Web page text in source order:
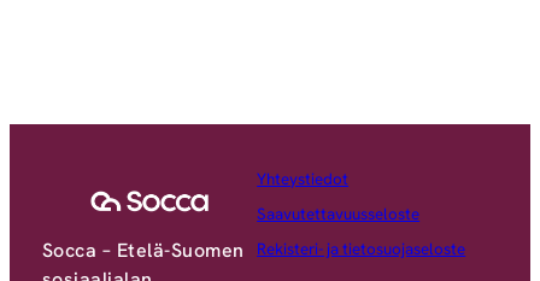
Socca – Etelä-Suomen
Yhteystiedot
Saavutettavuusseloste
Rekisteri- ja tietosuojaseloste